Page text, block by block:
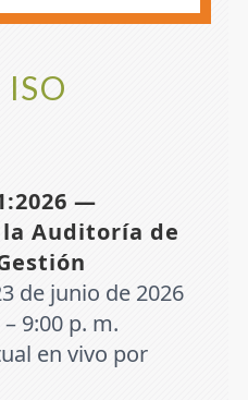
—
Auditoría de
de junio de 2026
9:00 p. m.
en vivo por